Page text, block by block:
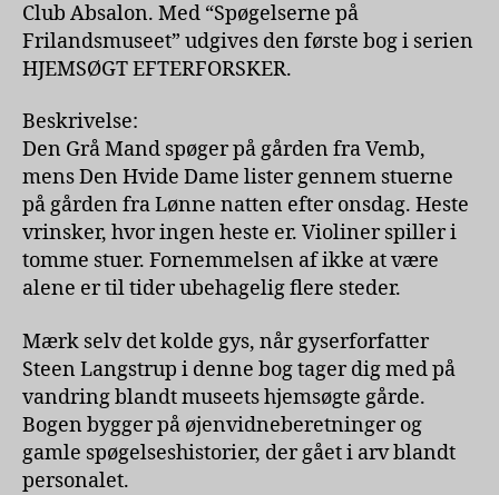
Club Absalon. Med “Spøgelserne på
Frilandsmuseet” udgives den første bog i serien
HJEMSØGT EFTERFORSKER.
Beskrivelse:
Den Grå Mand spøger på gården fra Vemb,
mens Den Hvide Dame lister gennem stuerne
på gården fra Lønne natten efter onsdag. Heste
vrinsker, hvor ingen heste er. Violiner spiller i
tomme stuer. Fornemmelsen af ikke at være
alene er til tider ubehagelig flere steder.
Mærk selv det kolde gys, når gyserforfatter
Steen Langstrup i denne bog tager dig med på
vandring blandt museets hjemsøgte gårde.
Bogen bygger på øjenvidneberetninger og
gamle spøgelseshistorier, der gået i arv blandt
personalet.